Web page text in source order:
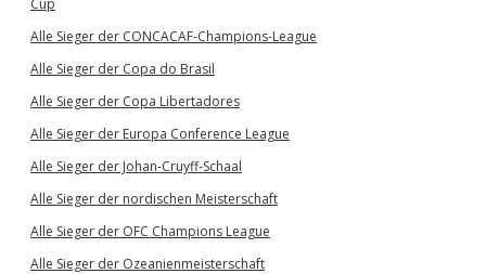
Cup
Alle Sieger der CONCACAF-Champions-League
Alle Sieger der Copa do Brasil
Alle Sieger der Copa Libertadores
Alle Sieger der Europa Conference League
Alle Sieger der Johan-Cruyff-Schaal
Alle Sieger der nordischen Meisterschaft
Alle Sieger der OFC Champions League
Alle Sieger der Ozeanienmeisterschaft